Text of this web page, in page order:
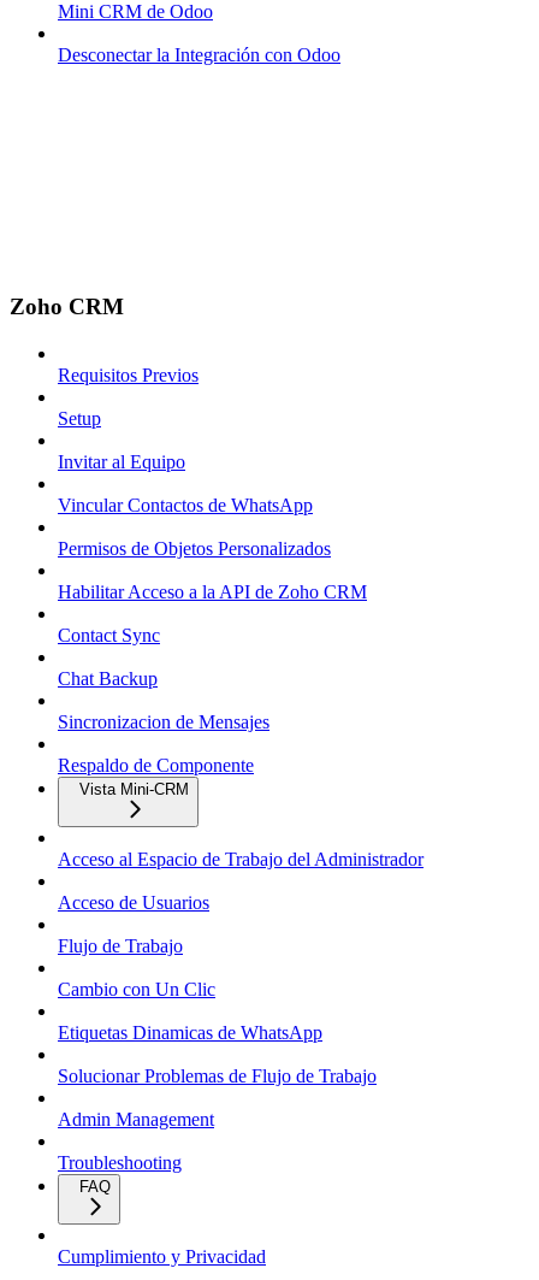
Mini CRM de Odoo
Desconectar la Integración con Odoo
Zoho CRM
Requisitos Previos
Setup
Invitar al Equipo
Vincular Contactos de WhatsApp
Permisos de Objetos Personalizados
Habilitar Acceso a la API de Zoho CRM
Contact Sync
Chat Backup
Sincronizacion de Mensajes
Respaldo de Componente
Vista Mini-CRM
Acceso al Espacio de Trabajo del Administrador
Acceso de Usuarios
Flujo de Trabajo
Cambio con Un Clic
Etiquetas Dinamicas de WhatsApp
Solucionar Problemas de Flujo de Trabajo
Admin Management
Troubleshooting
FAQ
Cumplimiento y Privacidad